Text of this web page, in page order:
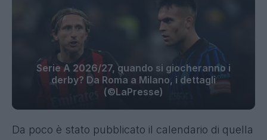
Serie A 2026/27, quando si giocheranno i
derby? Da Roma a Milano, i dettagli
(©LaPresse)
Da poco è stato pubblicato il calendario di quella